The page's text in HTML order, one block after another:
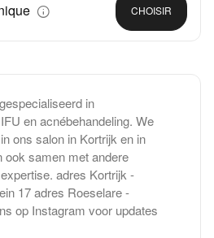
CHOISIR
in
en acnébehandeling. We
ons salon in Kortrijk en in
ook samen met andere
adres Kortrijk -
17 adres Roeselare -
op Instagram voor updates